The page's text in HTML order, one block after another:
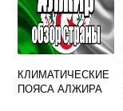
КЛИМАТИЧЕСКИЕ
ПОЯСА АЛЖИРА